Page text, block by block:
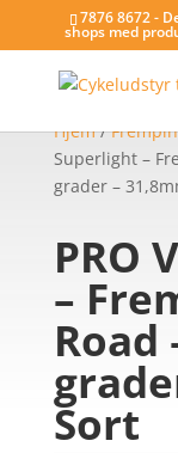
7876 8672 -
shops med
Hjem/
Superlight –
grader –
PRO
–
Road
Sort